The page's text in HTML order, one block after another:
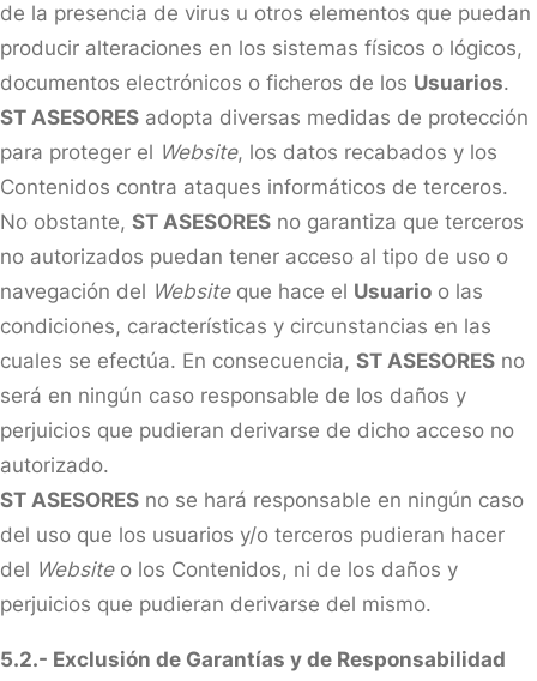
de la presencia de virus u otros elementos que puedan
producir alteraciones en los sistemas físicos o lógicos,
documentos electrónicos o ficheros de los Usuarios.
ST ASESORES adopta diversas medidas de protección
para proteger el Website, los datos recabados y los
Contenidos contra ataques informáticos de terceros.
No obstante, ST ASESORES no garantiza que terceros
no autorizados puedan tener acceso al tipo de uso o
navegación del Websiteque hace el Usuario o las
condiciones, características y circunstancias en las
cuales se efectúa. En consecuencia, ST ASESORES no
será en ningún caso responsable de los daños y
perjuicios que pudieran derivarse de dicho acceso no
autorizado.
ST ASESORES no se hará responsable en ningún caso
del uso que los usuarios y/o terceros pudieran hacer
del Websiteo los Contenidos, ni de los daños y
perjuicios que pudieran derivarse del mismo.
5.2.- Exclusión de Garantías y de Responsabilidad